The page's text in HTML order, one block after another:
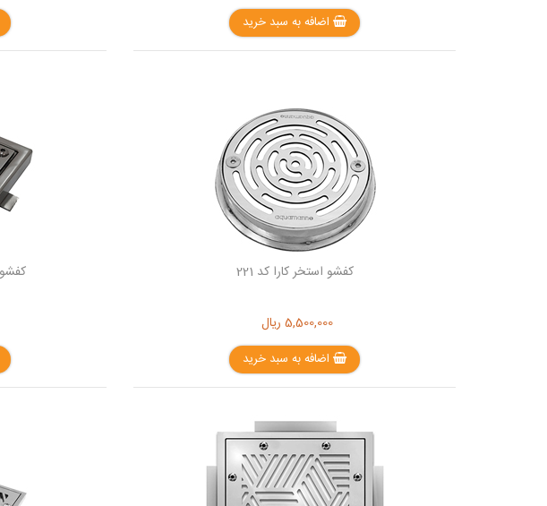
اضافه به سبد خرید
کفشو استخر کارا کد 221
5,500,000 ریال
اضافه به سبد خرید